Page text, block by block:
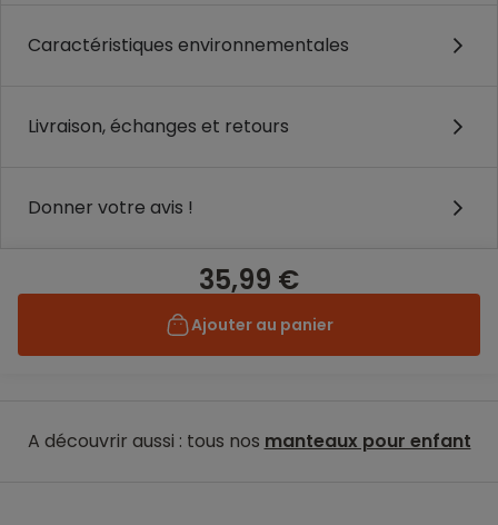
Caractéristiques environnementales
Livraison, échanges et retours
Donner votre avis !
35,99 €
Ajouter au panier
A découvrir aussi : tous nos manteaux pour enfant